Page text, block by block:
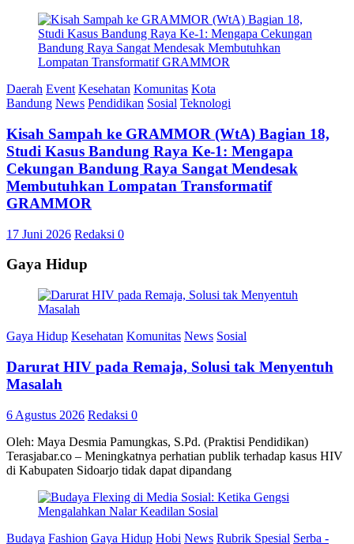
Daerah Event Kesehatan Komunitas Kota
Bandung News Pendidikan Sosial Teknologi
Kisah Sampah ke GRAMMOR (WtA) Bagian 18,
Studi Kasus Bandung Raya Ke-1: Mengapa
Cekungan Bandung Raya Sangat Mendesak
Membutuhkan Lompatan Transformatif
GRAMMOR
17 Juni 2026 Redaksi 0
Gaya Hidup
Gaya Hidup Kesehatan Komunitas News Sosial
Darurat HIV pada Remaja, Solusi tak Menyentuh
Masalah
6 Agustus 2026 Redaksi 0
Oleh: Maya Desmia Pamungkas, S.Pd. (Praktisi Pendidikan)
Terasjabar.co – Meningkatnya perhatian publik terhadap kasus HIV
di Kabupaten Sidoarjo tidak dapat dipandang
Budaya Fashion Gaya Hidup Hobi News Rubrik Spesial Serba -